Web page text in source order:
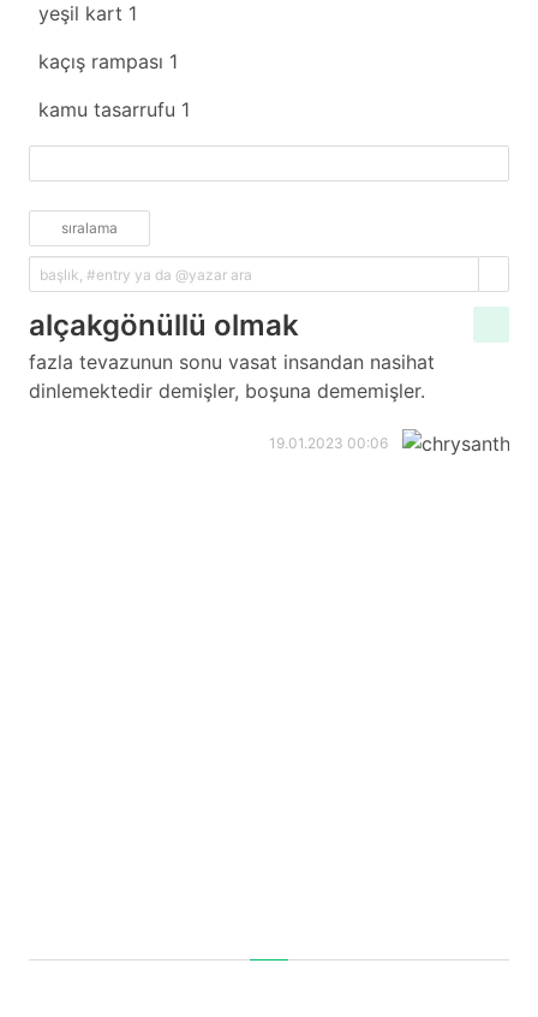
yeşil kart 1
kaçış rampası 1
kamu tasarrufu 1
sıralama
alçakgönüllü olmak
fazla tevazunun sonu vasat insandan nasihat
dinlemektedir demişler, boşuna dememişler.
19.01.2023 00:06